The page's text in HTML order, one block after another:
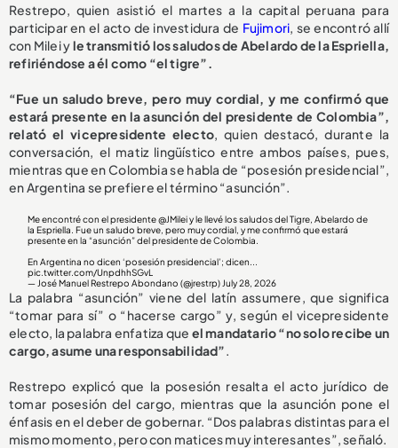
Restrepo, quien asistió el martes a la capital peruana para
participar en el acto de investidura de Fujimori , se encontró allí
con Milei yle transmitió los saludos de Abelardo de la Espriella,
refiriéndose a él como “el tigre”.
“Fue un saludo breve, pero muy cordial, y me confirmó que
estará presente en la asunción del presidente de Colombia”,
relató el vicepresidente electo , quien destacó, durante la
conversación, el matiz lingüístico entre ambos países, pues,
mientras que en Colombia se habla de “posesión presidencial”,
en Argentina se prefiere el término “asunción”.
Me encontré con el presidente@JMileiy le llevé los saludos del Tigre, Abelardo de
la Espriella. Fue un saludo breve, pero muy cordial, y me confirmó que estará
presente en la “asunción” del presidente de Colombia.
En Argentina no dicen ‘posesión presidencial’; dicen...
pic.twitter.com/UnpdhhSGvL
— José Manuel Restrepo Abondano (@jrestrp) July 28, 2026
La palabra “asunción” viene del latín assumere, que significa
“tomar para sí” o “hacerse cargo” y, según el vicepresidente
electo, la palabra enfatiza que el mandatario “no solo recibe un
cargo, asume una responsabilidad”
Restrepo explicó que la posesión resalta el acto jurídico de
tomar posesión del cargo, mientras que la asunción pone el
énfasis en el deber de gobernar. “Dos palabras distintas para el
mismo momento, pero con matices muy interesantes”, señaló.